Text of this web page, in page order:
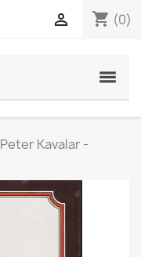
shopping_cart (0)

Peter Kavalar -